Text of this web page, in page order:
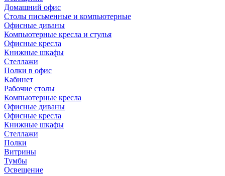
Домашний офис
Столы письменные и компьютерные
Офисные диваны
Компьютерные кресла и стулья
Офисные кресла
Книжные шкафы
Стеллажи
Полки в офис
Кабинет
Рабочие столы
Компьютерные кресла
Офисные диваны
Офисные кресла
Книжные шкафы
Стеллажи
Полки
Витрины
Тумбы
Освещение